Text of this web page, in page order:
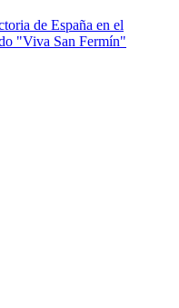
de España en el
"Viva San Fermín"